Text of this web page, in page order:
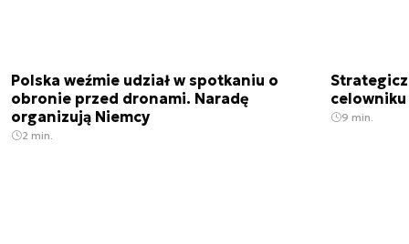
Polska weźmie udział w spotkaniu o
obronie przed dronami. Naradę
organizują Niemcy
2 min.
9 min.